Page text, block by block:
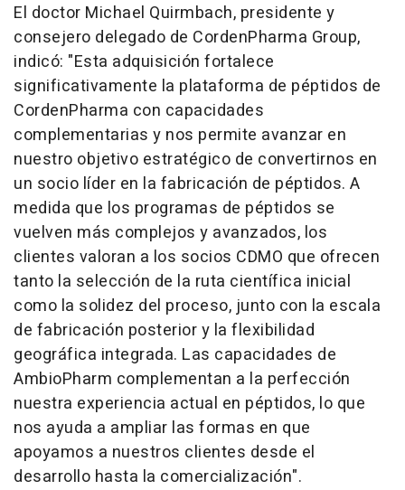
El doctor Michael Quirmbach, presidente y
consejero delegado de CordenPharma Group,
indicó: "Esta adquisición fortalece
significativamente la plataforma de péptidos de
CordenPharma con capacidades
complementarias y nos permite avanzar en
nuestro objetivo estratégico de convertirnos en
un socio líder en la fabricación de péptidos. A
medida que los programas de péptidos se
vuelven más complejos y avanzados, los
clientes valoran a los socios CDMO que ofrecen
tanto la selección de la ruta científica inicial
como la solidez del proceso, junto con la escala
de fabricación posterior y la flexibilidad
geográfica integrada. Las capacidades de
AmbioPharm complementan a la perfección
nuestra experiencia actual en péptidos, lo que
nos ayuda a ampliar las formas en que
apoyamos a nuestros clientes desde el
desarrollo hasta la comercialización".